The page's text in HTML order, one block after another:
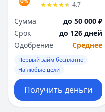
4.7
Сумма
до 50 000 ₽
Срок
до 126 дней
Одобрение
Среднее
Первый займ бесплатно
На любые цели
Получить деньги